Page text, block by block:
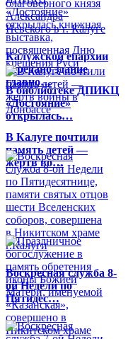
Калужской епархии
передано здание
главно…
В библиотеке ДПИКЦ
«Достояние»
открылась…
В Калуге почтили
память детей —
жертв во…
Воскресная служба 8-
ой Недели по
Пятидес…